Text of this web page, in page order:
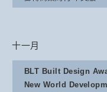
十一月
BLT Built Design
New World